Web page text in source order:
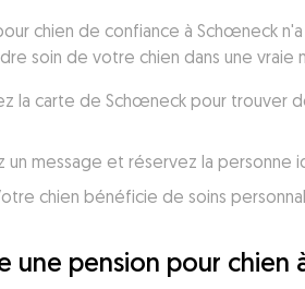
chien de confiance à Schœneck
soin de votre chien dans une
la carte de Schœneck pour trouver
un message et réservez la
chien bénéficie de soins
une pension pour chien